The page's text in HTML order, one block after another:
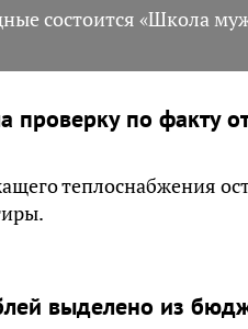
состоится «Школа
проверку по факту
теплоснабжения
выделено из